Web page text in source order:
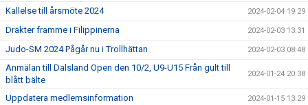
Kallelse till årsmöte 2024 2024-02-04 19:29
Dräkter framme i Filippinerna 2024-02-03 13:31
Judo-SM 2024 Pågår nu i Trollhättan 2024-02-03 08:48
Anmälan till Dalsland Open den 10/2, U9-U15 Från gult till
blått bälte
2024-01-24 20:38
Uppdatera medlemsinformation 2024-01-15 13:29